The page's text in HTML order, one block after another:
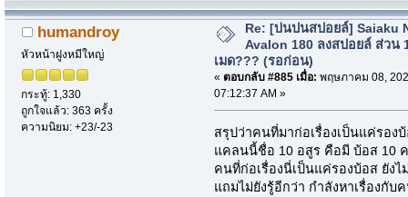
humandroy
หัวหน้าฝูงหมีใหญ่
กระทู้: 1,330
ถูกใจแล้ว: 363 ครั้ง
ความนิยม: +23/-23
Re: [บ่นปนสปอยล์] Saiaku
Avalon 180 ลงสปอยล์ ส่วน
เมด??? (รอก่อน)
« ตอบกลับ #885 เมื่อ: พฤษภาคม 08,
07:12:37 AM »
สรุปว่าคนที่มาก่อเรื่องเป็นแค่รอง
แคลนนี้ชื่อ 10 อสูร คือมี บ้อส 10
คนที่ก่อเรื่องนี่เป็นแค่รองบ้อส ยัง
แถมไม่ยังรู้อีกว่า กำลังหาเรื่องกั